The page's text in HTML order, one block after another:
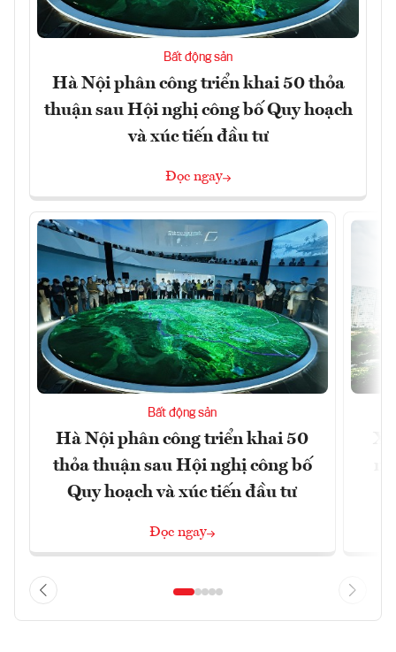
Bất động sản
Hà Nội phân công triển khai 50 thỏa
thuận sau Hội nghị công bố Quy hoạch
và xúc tiến đầu tư
Đọc ngay
Bất động sản
Hà Nội phân công triển khai 50
thỏa thuận sau Hội nghị công bố
Quy hoạch và xúc tiến đầu tư
Đọc ngay